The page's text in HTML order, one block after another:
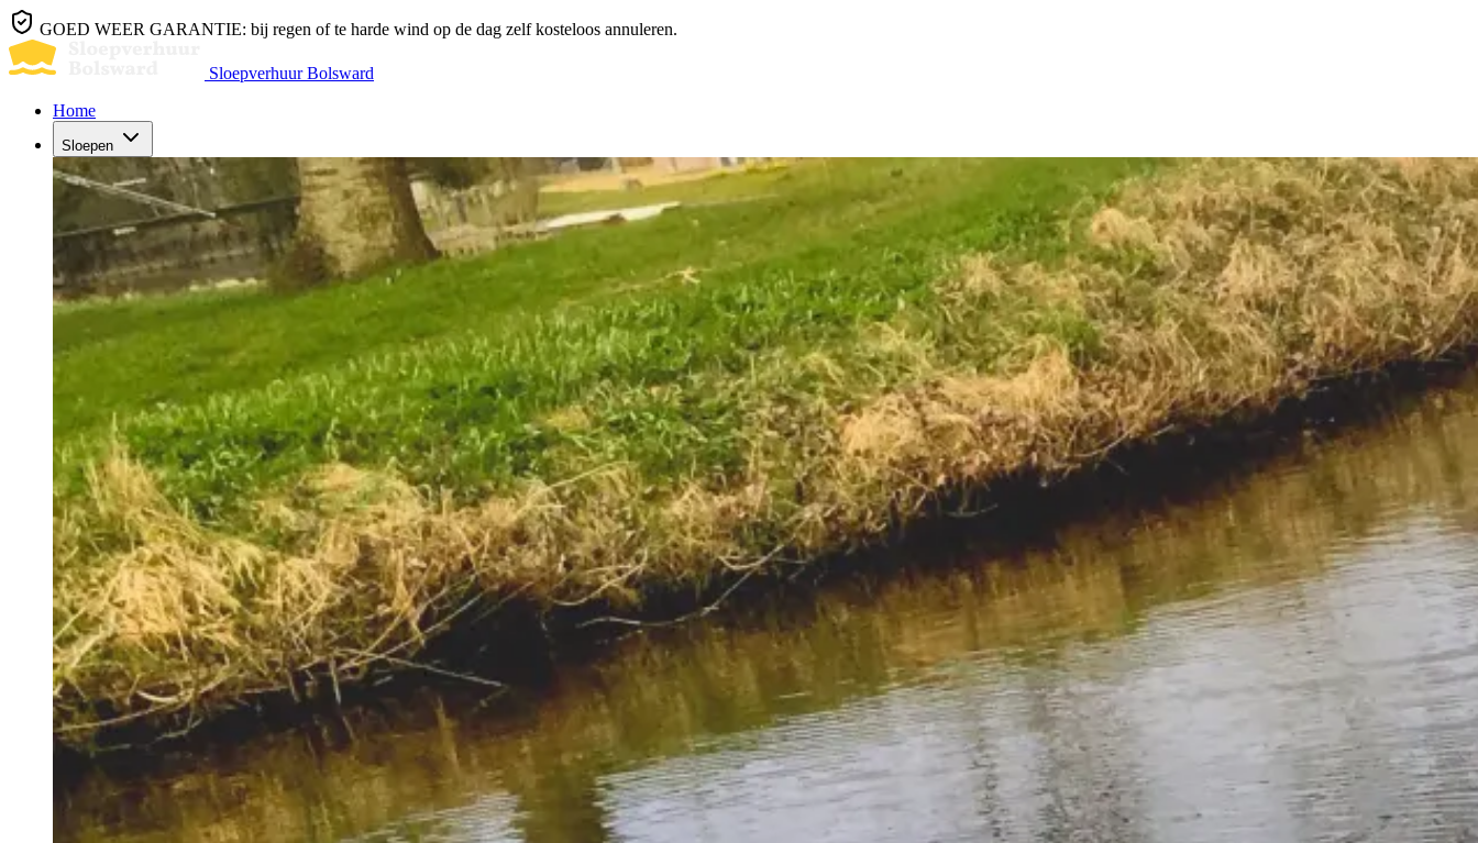
GOED WEER GARANTIE: bij regen of te harde wind op de dag zelf kosteloos annuleren.
Sloepverhuur Bolsward
Home
Sloepen